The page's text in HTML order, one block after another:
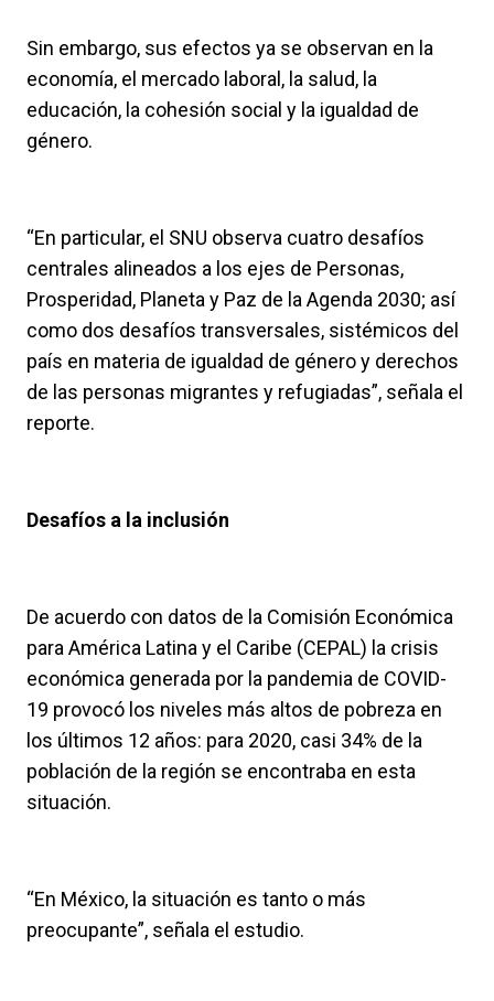
Sin embargo, sus efectos ya se observan en la
economía, el mercado laboral, la salud, la
educación, la cohesión social y la igualdad de
género.
“En particular, el SNU observa cuatro desafíos
centrales alineados a los ejes de Personas,
Prosperidad, Planeta y Paz de la Agenda 2030; así
como dos desafíos transversales, sistémicos del
país en materia de igualdad de género y derechos
de las personas migrantes y refugiadas”, señala el
reporte.
Desafíos a la inclusión
De acuerdo con datos de la Comisión Económica
para América Latina y el Caribe (CEPAL) la crisis
económica generada por la pandemia de COVID-
19 provocó los niveles más altos de pobreza en
los últimos 12 años: para 2020, casi 34% de la
población de la región se encontraba en esta
situación.
“En México, la situación es tanto o más
preocupante”, señala el estudio.